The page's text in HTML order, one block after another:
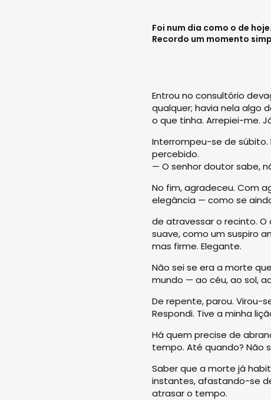
Foi num dia como o de
Recordo um momento
Entrou no consultório
qualquer; havia nela algo
o que tinha. Arrepiei-me.
Interrompeu-se de súbito.
percebido.
— O senhor doutor sabe,
No fim, agradeceu. Com
elegância — como se
de atravessar o recinto. O
suave, como um suspiro
mas firme. Elegante.
Não sei se era a morte
mundo — ao céu, ao sol,
De repente, parou. Virou-
Respondi. Tive a minha
Há quem precise de
tempo. Até quando? Não
Saber que a morte já
instantes, afastando-se
atrasar o tempo.